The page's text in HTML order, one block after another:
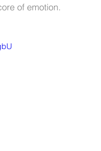
of emotion.